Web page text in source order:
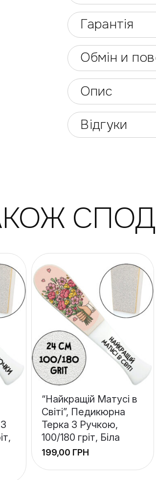
Гарантія
Обмін и
Опис
Відгуки
“Найкращій Матусі в
Світі”, Педикюрна
Терка З Ручкою,
100/180 гріт, Біла
ГРН